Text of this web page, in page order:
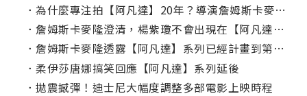
． 為什麼專注拍【阿凡達】20年？導演詹姆斯卡麥隆表示，不是只為了賺錢！
． 詹姆斯卡麥隆澄清，楊紫瓊不會出現在【阿凡達】第三集！
． 詹姆斯卡麥隆透露【阿凡達】系列已經計畫到第七部！
． 柔伊莎唐娜搞笑回應【阿凡達】系列延後
． 拋震撼彈！迪士尼大幅度調整多部電影上映時程